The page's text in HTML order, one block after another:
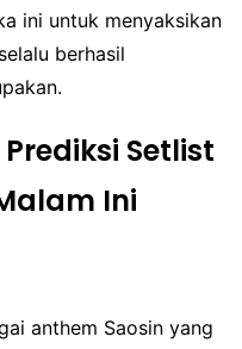
ini untuk menyaksikan
berhasil
Setlist
Ini
anthem Saosin yang